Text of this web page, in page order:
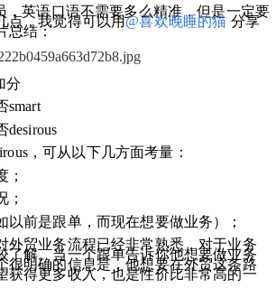
，英语口语不需要多么精准，但是一定要
点，我觉得可以用@喜欢晚睡的猫 分享
总结：
分
smart
desirous
，可从以下几方面考量：
；
；
以前是跟单，而现在想要做业务）；
外贸业务流程已经非常熟悉，对于业务
了解。当一个跟单告诉你他想要做业务
很明确的信息是，他想要在外贸这条路
获得更多收入，也是性价比非常高的一